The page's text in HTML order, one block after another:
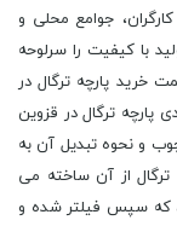
جوامع محلی و
با کیفیت را سرلوحه
خرید پارچه ترگال در
پارچه ترگال در قزوین
و نحوه تبدیل آن به
ترگال از آن ساخته می
که سپس فیلتر شده و